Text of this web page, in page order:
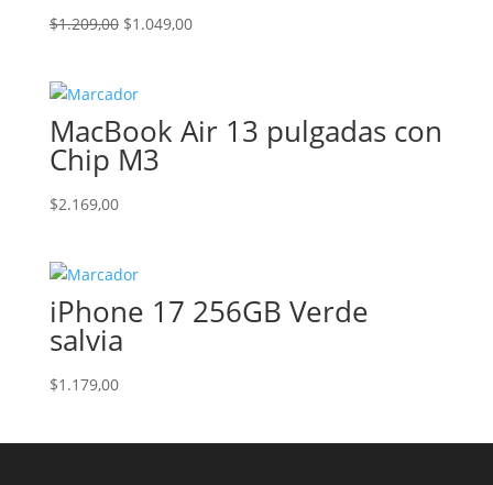
$1.209,00 El
era:
$1.209,00.
$1.049,00El
$1.049,00.
MacBook Air 13 pulgadas con
Chip M3
$2.169,00
iPhone 17 256GB Verde
salvia
$1.179,00